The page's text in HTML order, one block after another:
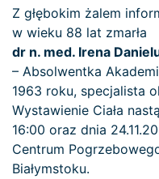
Z głębokim żalem
w wieku 88 lat zmarła
dr n. med. Irena
– Absolwentka
1963 roku, specjalista
Wystawienie Ciała
16:00 oraz dnia
Centrum
Białymstoku.